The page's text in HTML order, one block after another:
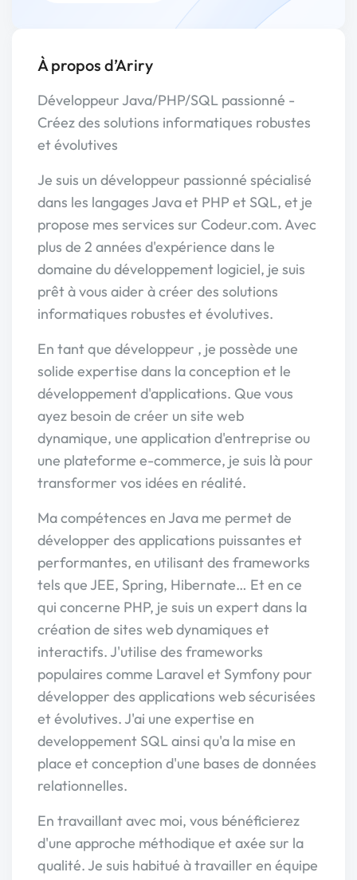
À propos d’Ariry
Développeur Java/PHP/SQL passionné -
Créez des solutions informatiques robustes
et évolutives
Je suis un développeur passionné spécialisé
dans les langages Java et PHP et SQL, et je
propose mes services sur Codeur.com. Avec
plus de 2 années d'expérience dans le
domaine du développement logiciel, je suis
prêt à vous aider à créer des solutions
informatiques robustes et évolutives.
En tant que développeur , je possède une
solide expertise dans la conception et le
développement d'applications. Que vous
ayez besoin de créer un site web
dynamique, une application d'entreprise ou
une plateforme e-commerce, je suis là pour
transformer vos idées en réalité.
Ma compétences en Java me permet de
développer des applications puissantes et
performantes, en utilisant des frameworks
tels que JEE, Spring, Hibernate… Et en ce
qui concerne PHP, je suis un expert dans la
création de sites web dynamiques et
interactifs. J'utilise des frameworks
populaires comme Laravel et Symfony pour
développer des applications web sécurisées
et évolutives. J'ai une expertise en
developpement SQL ainsi qu'a la mise en
place et conception d'une bases de données
relationnelles.
En travaillant avec moi, vous bénéficierez
d'une approche méthodique et axée sur la
qualité. Je suis habitué à travailler en équipe